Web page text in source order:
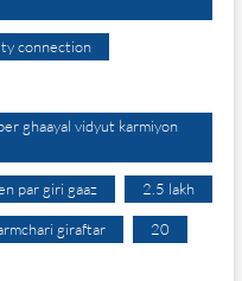
connection
ghaayal vidyut karmiyon
par giri gaaz 2.5 lakh
giraftar 20